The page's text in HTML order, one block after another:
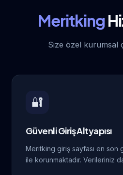
Meritking
Size özel kurumsal
🔐
Güvenli Giriş Altyapısı
Meritking giriş sayfası en son
ile korunmaktadır. Verileriniz